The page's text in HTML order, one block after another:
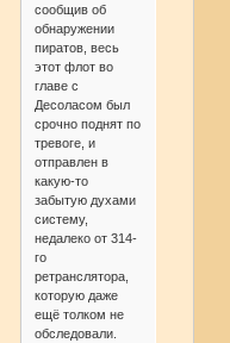
сообщив об
обнаружении
пиратов, весь
этот флот во
главе с
Десоласом был
срочно поднят по
тревоге, и
отправлен в
какую-то
забытую духами
систему,
недалеко от 314-
го
ретранслятора,
которую даже
ещё толком не
обследовали.